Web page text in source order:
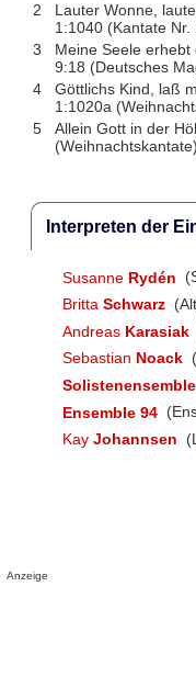
2
Lauter Wonne,
1:1040 (Kantate
3
Meine Seele
9:18 (Deutsches
4
Göttlichs Kind, laß
1:1020a
5
Allein Gott in der
(Weihnachtskantate)
Interpreten der
Susanne Rydén
Britta Schwarz
Andreas Karasiak
Sebastian Noack
Ensemble 94
Kay Johannsen
Anzeige